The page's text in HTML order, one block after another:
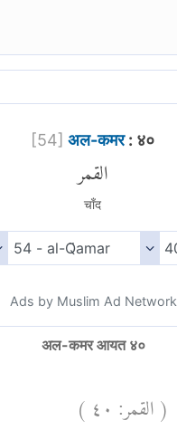
[54] अल-कमर: ४०
القمر
चाँद
Ads by Muslim Ad Network
अल-कमर आयत ४०
(القمر: ٤٠)